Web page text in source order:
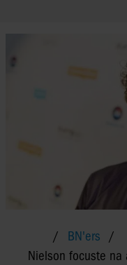
BN'ers
Nielson focuste